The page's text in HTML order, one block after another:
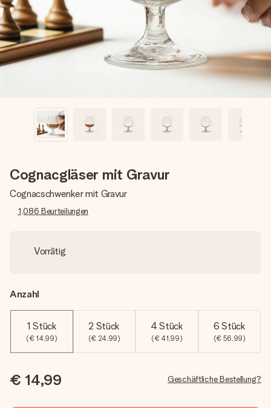
Erstelle etwas Einzigartiges in wenigen Schritten – mit
ihrem Namen, deinem Foto oder einer Nachricht von
Herzen. Kein Stress, nur pure Liebe für den perfekten
Moment.
Cognacgläser mit Gravur
Cognacschwenker mit Gravur
1,086 Beurteilungen
Vorrätig
Anzahl
1 Stück
(€ 14,99)
2 Stück
(€ 24,99)
4 Stück
(€ 41,99)
6 Stück
(€ 56,99)
€ 14,99 Geschäftliche Bestellung?